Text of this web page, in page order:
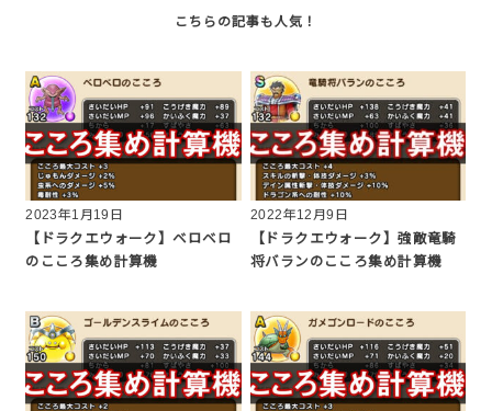
2023年1月19日
【ドラクエウォーク】ベロベロ
のこころ集め計算機
2022年12月9日
【ドラクエウォーク】強敵竜騎
将バランのこころ集め計算機